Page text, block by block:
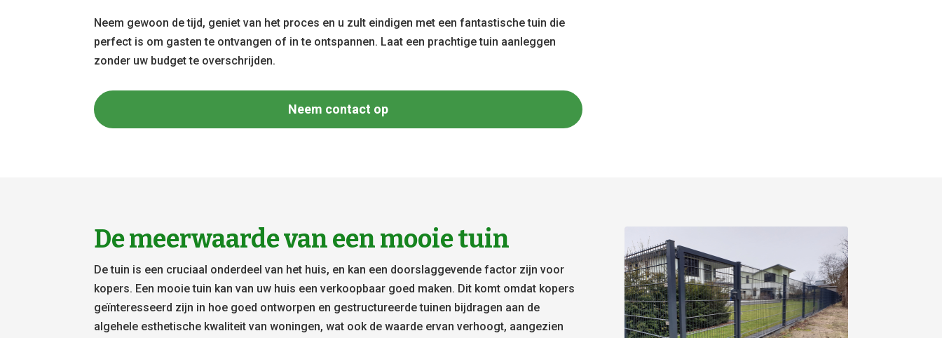
Neem gewoon de tijd, geniet van het proces en u zult eindigen met een fantastische tuin die
perfect is om gasten te ontvangen of in te ontspannen. Laat een prachtige tuin aanleggen
zonder uw budget te overschrijden.
Neem contact op
De meerwaarde van een mooie tuin
De tuin is een cruciaal onderdeel van het huis, en kan een doorslaggevende factor zijn voor
kopers. Een mooie tuin kan van uw huis een verkoopbaar goed maken. Dit komt omdat kopers
geïnteresseerd zijn in hoe goed ontworpen en gestructureerde tuinen bijdragen aan de
algehele esthetische kwaliteit van woningen, wat ook de waarde ervan verhoogt, aangezien